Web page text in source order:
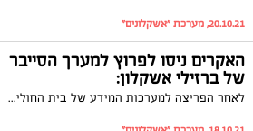
20.10.21, מערכת "אשקלונים"
האקרים ניסו לפרוץ למערך הסייבר
של ברזילי אשקלון:
לאחר הפריצה למערכות המידע של בית החולים "הלל יפה" האקרים ניסו לפרוץ גם למערכות של המרכז הרפואי באשקלון ולהשבית אותן בתמורה לסכום כספי גבוה. למרבה המזל הניסיונות לא צלחו ולא התבצעה חדירה למערכות בית החולים